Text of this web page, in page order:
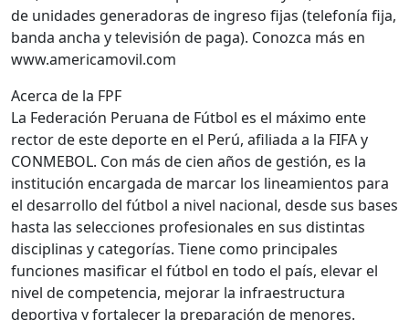
de unidades generadoras de ingreso fijas (telefonía fija,
banda ancha y televisión de paga). Conozca más en
www.americamovil.com
Acerca de la FPF
La Federación Peruana de Fútbol es el máximo ente
rector de este deporte en el Perú, afiliada a la FIFA y
CONMEBOL. Con más de cien años de gestión, es la
institución encargada de marcar los lineamientos para
el desarrollo del fútbol a nivel nacional, desde sus bases
hasta las selecciones profesionales en sus distintas
disciplinas y categorías. Tiene como principales
funciones masificar el fútbol en todo el país, elevar el
nivel de competencia, mejorar la infraestructura
deportiva y fortalecer la preparación de menores.